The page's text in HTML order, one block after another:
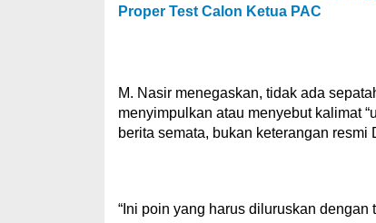
Proper Test Calon Ketua PAC
M. Nasir menegaskan, tidak ada
menyimpulkan atau menyebut kalimat
berita semata, bukan keterangan resmi
“Ini poin yang harus diluruskan